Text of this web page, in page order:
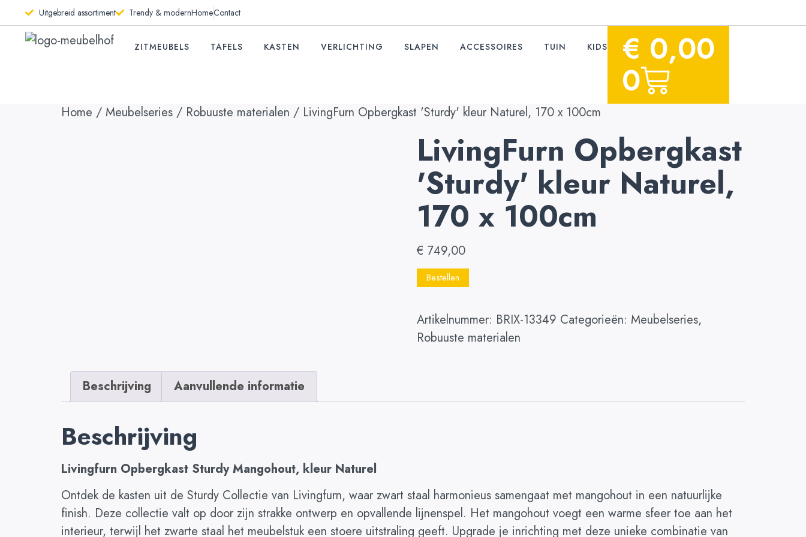
Uitgebreid assortiment Trendy & modernHomeContact
ZITMEUBELS TAFELS KASTEN VERLICHTING SLAPEN ACCESSOIRES TUIN KIDS € 0,00
0
Home / Meubelseries / Robuuste materialen / LivingFurn Opbergkast 'Sturdy' kleur Naturel, 170 x 100cm
LivingFurn Opbergkast
'Sturdy' kleur Naturel,
170 x 100cm
€ 749,00
Bestellen
Artikelnummer: BRIX-13349 Categorieën: Meubelseries,
Robuuste materialen
Beschrijving Aanvullende informatie
Beschrijving
Livingfurn Opbergkast Sturdy Mangohout, kleur Naturel
Ontdek de kasten uit de Sturdy Collectie van Livingfurn, waar zwart staal harmonieus samengaat met mangohout in een natuurlijke
finish. Deze collectie valt op door zijn strakke ontwerp en opvallende lijnenspel. Het mangohout voegt een warme sfeer toe aan het
interieur, terwijl het zwarte staal het meubelstuk een stoere uitstraling geeft. Upgrade je inrichting met deze unieke combinatie van